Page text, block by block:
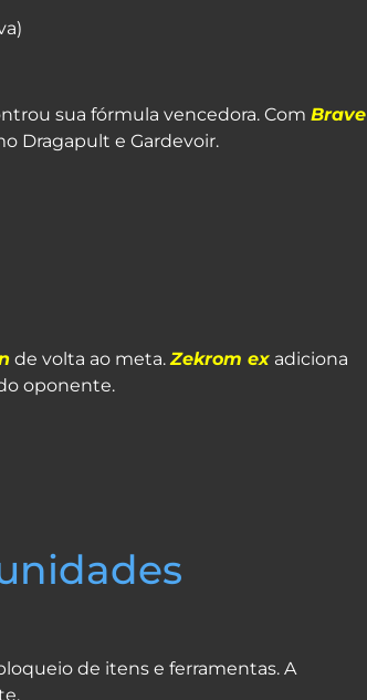
sua fórmula vencedora. Com Brave
Dragapult e Gardevoir.
de volta ao meta.Zekrom ex adiciona
oponente.
de itens e ferramentas. A